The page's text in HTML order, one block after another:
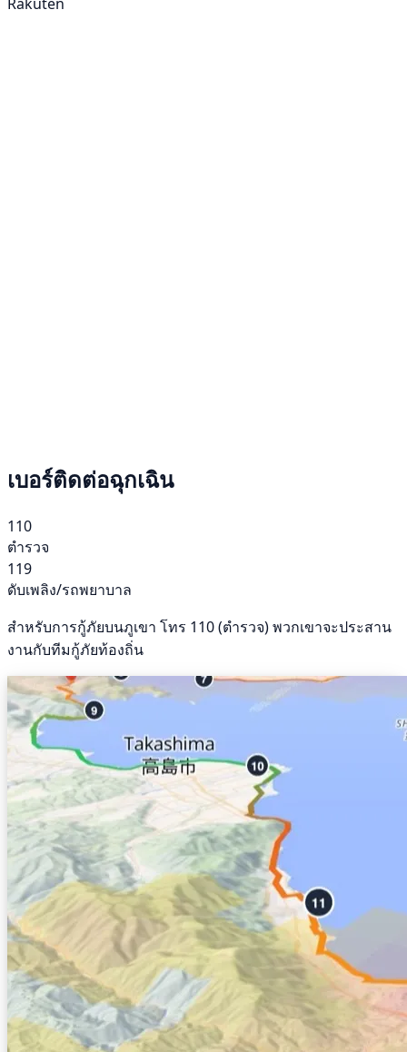
เบอร์ติดต่อฉุกเฉิน
110
ตำรวจ
119
ดับเพลิง/รถพยาบาล
สำหรับการกู้ภัยบนภูเขา โทร 110 (ตำรวจ) พวกเขาจะประสาน
งานกับทีมกู้ภัยท้องถิ่น